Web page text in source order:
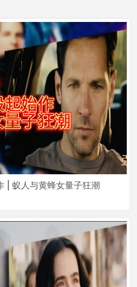
| 蚁人与黄蜂女量子狂潮